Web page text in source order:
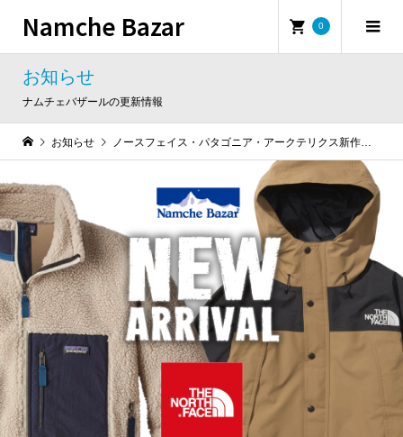
Namche Bazar 0
お知らせ
ナムチェバザールの更新情報
お知らせ ノースフェイス・パタゴニア・アークテリクス新作入荷！